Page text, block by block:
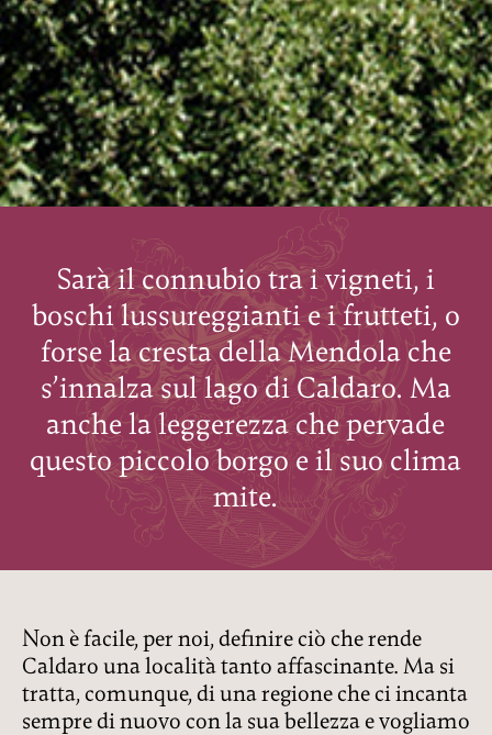
Sarà il connubio tra i vigneti, i
boschi lussureggianti e i frutteti, o
forse la cresta della Mendola che
s’innalza sul lago di Caldaro. Ma
anche la leggerezza che pervade
questo piccolo borgo e il suo clima
mite.
Non è facile, per noi, definire ciò che rende
Caldaro una località tanto affascinante. Ma si
tratta, comunque, di una regione che ci incanta
sempre di nuovo con la sua bellezza e vogliamo